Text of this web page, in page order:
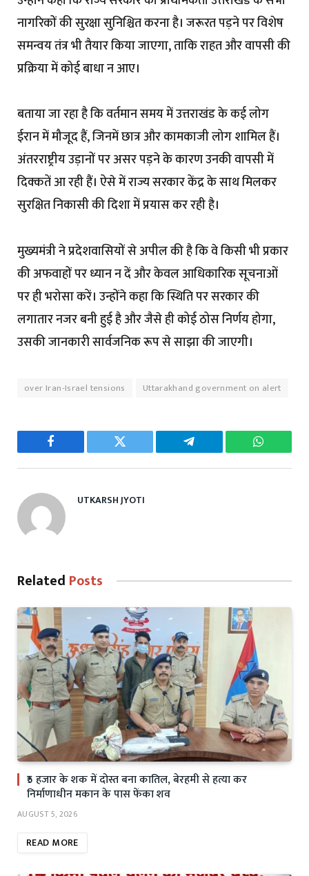
नागरिकों की सुरक्षा सुनिश्चित करना है। जरूरत पड़ने पर विशेष
समन्वय तंत्र भी तैयार किया जाएगा, ताकि राहत और वापसी की
प्रक्रिया में कोई बाधा न आए।
बताया जा रहा है कि वर्तमान समय में उत्तराखंड के कई लोग
ईरान में मौजूद हैं, जिनमें छात्र और कामकाजी लोग शामिल हैं।
अंतरराष्ट्रीय उड़ानों पर असर पड़ने के कारण उनकी वापसी में
दिक्कतें आ रही हैं। ऐसे में राज्य सरकार केंद्र के साथ मिलकर
सुरक्षित निकासी की दिशा में प्रयास कर रही है।
मुख्यमंत्री ने प्रदेशवासियों से अपील की है कि वे किसी भी प्रकार
की अफवाहों पर ध्यान न दें और केवल आधिकारिक सूचनाओं
पर ही भरोसा करें। उन्होंने कहा कि स्थिति पर सरकार की
लगातार नजर बनी हुई है और जैसे ही कोई ठोस निर्णय होगा,
उसकी जानकारी सार्वजनिक रूप से साझा की जाएगी।
over Iran-Israel tensions Uttarakhand government on alert
Facebook Twitter Telegram
UTKARSH JYOTI
Related Posts
₹5 हजार के शक में दोस्त बना कातिल, बेरहमी से हत्या कर
निर्माणाधीन मकान के पास फेंका शव
AUGUST 5, 2026
READ MORE